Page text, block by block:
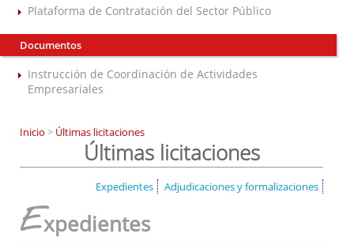
Plataforma de Contratación del Sector Público
Documentos
Instrucción de Coordinación de Actividades
Empresariales
Inicio > Últimas licitaciones
Últimas licitaciones
Expedientes Adjudicaciones y formalizaciones
Expedientes